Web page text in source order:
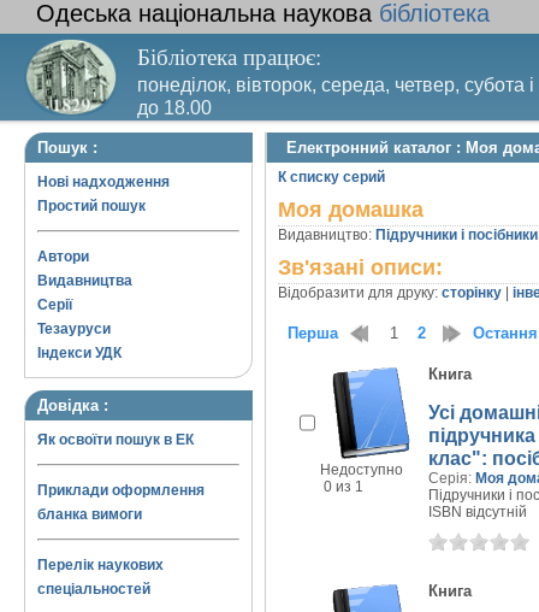
Одеська національна наукова бібліотека
Бібліотека працює:
понеділок, вівторок, середа, четвер, субота
до 18.00
Вихідний день – п’ятниця. Останній четвер
Пошук :
Нові надходження
Простий пошук
Автори
Видавництва
Серії
Тезауруси
Індекси УДК
Довідка :
Як освоїти пошук в ЕК
Приклади оформлення
бланка вимоги
Перелік наукових
спеціальностей
Електронний каталог : Моя
К списку серий
Моя домашка
Видавництво: Підручники і
Зв'язані описи:
Відобразити для друку: сторінку
Перша 1 2 Остання
Недоступно
0 из 1
Книга
Усі
клас":
Серія: Моя
Підручники і
ISBN відсутній
Книга